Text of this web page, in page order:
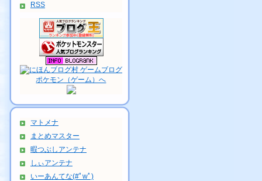
RSS
マトメナ
まとめマスター
暇つぶしアンテナ
しぃアンテナ
いーあんてな(#ﾟwﾟ)